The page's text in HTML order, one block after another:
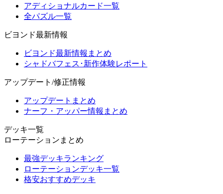
アディショナルカード一覧
全パズル一覧
ビヨンド最新情報
ビヨンド最新情報まとめ
シャドバフェス･新作体験レポート
アップデート/修正情報
アップデートまとめ
ナーフ・アッパー情報まとめ
デッキ一覧
ローテーションまとめ
最強デッキランキング
ローテーションデッキ一覧
格安おすすめデッキ